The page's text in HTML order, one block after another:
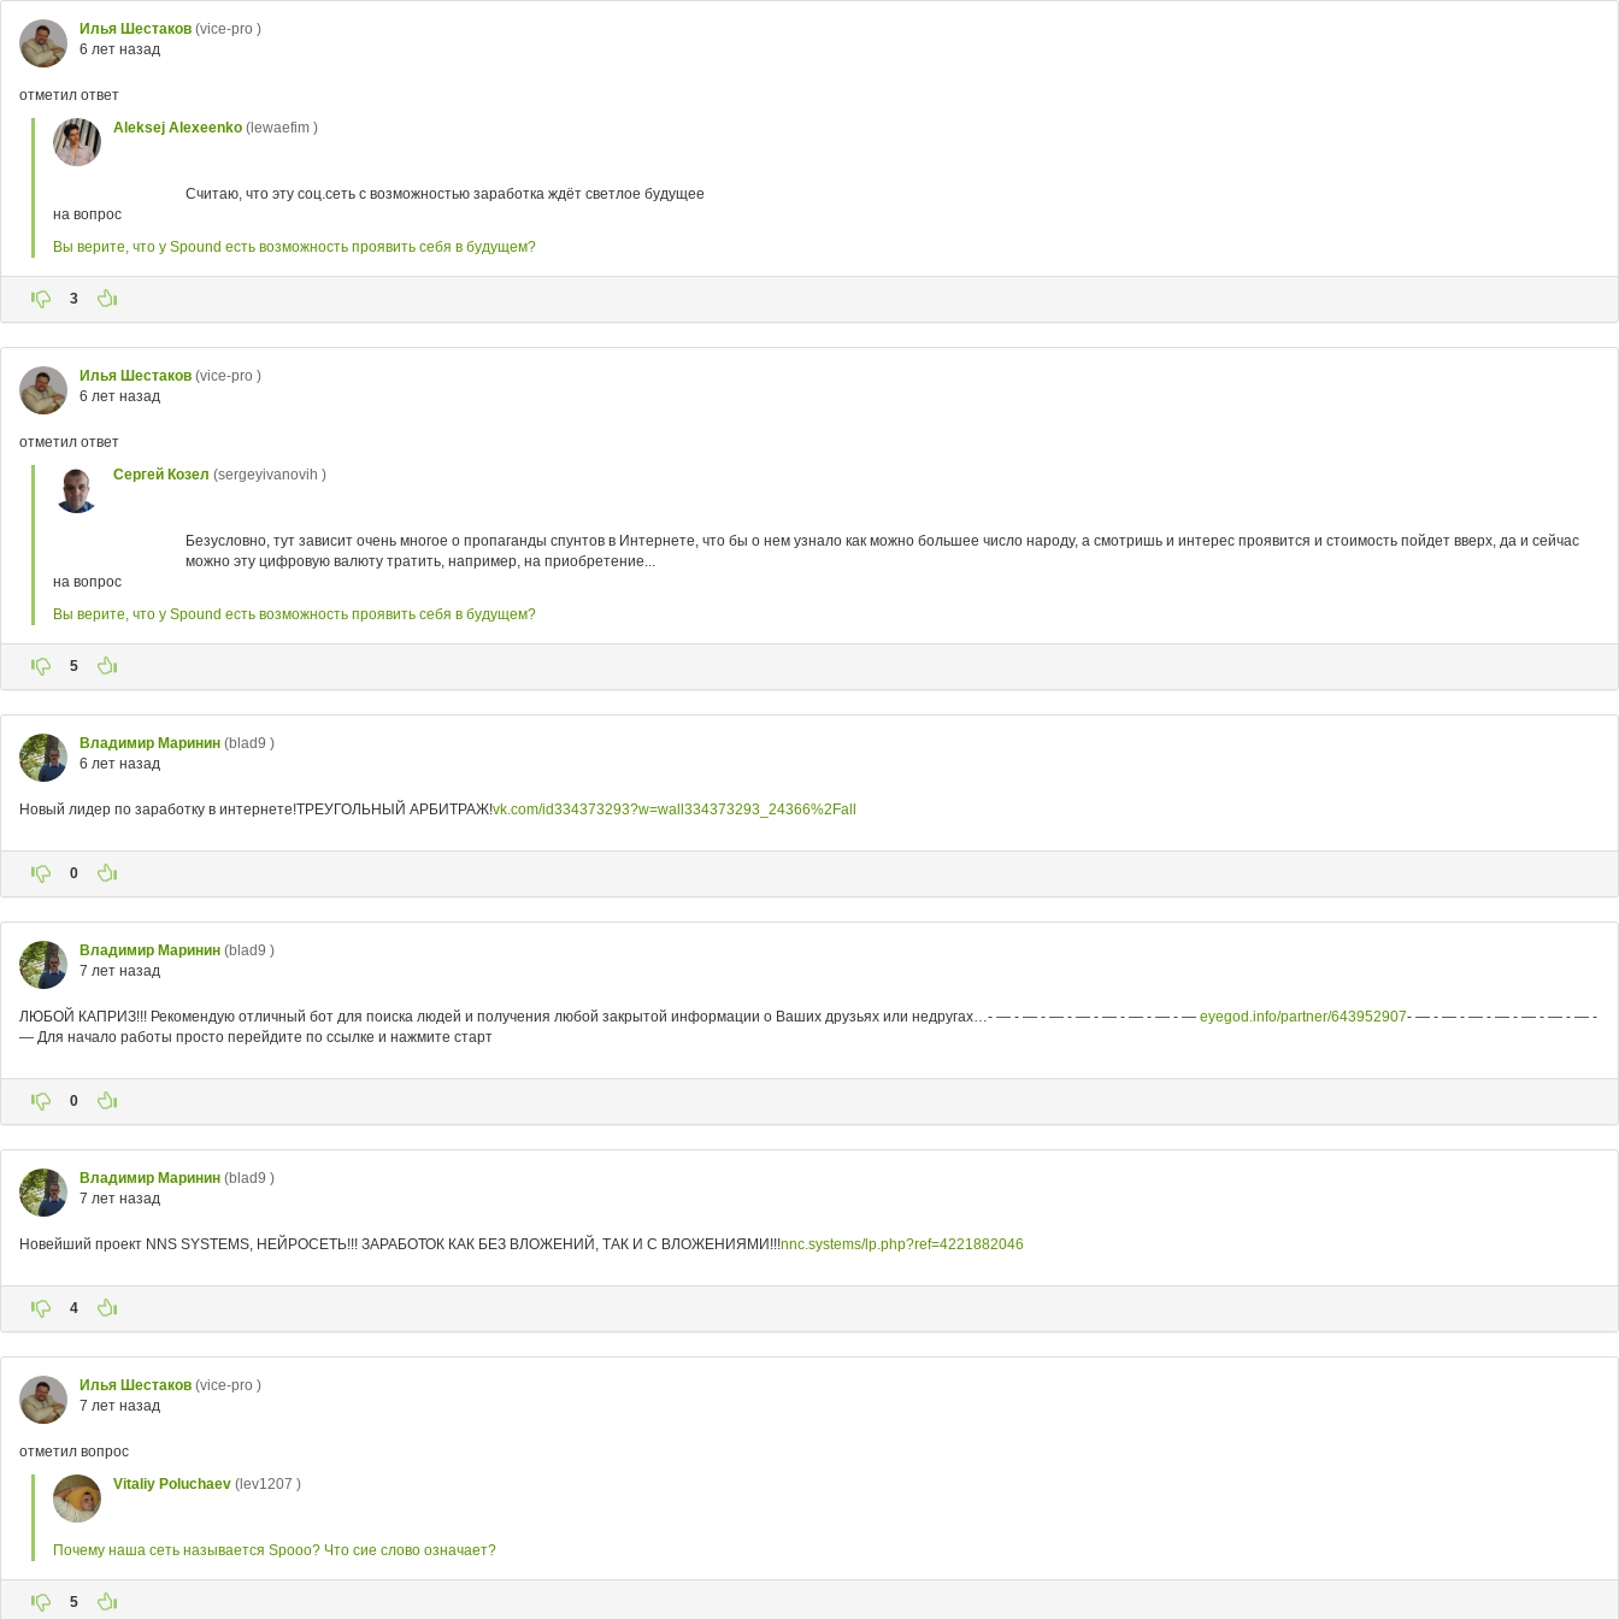
Илья Шестаков (vice-pro )
6 лет назад
отметил ответ
Aleksej Alexeenko (lewaefim )
Считаю, что эту соц.сеть с возможностью заработка ждёт светлое будущее
на вопрос
Вы верите, что у Spound есть возможность проявить себя в будущем?
3
Илья Шестаков (vice-pro )
6 лет назад
отметил ответ
Сергей Козел (sergeyivanovih )
Безусловно, тут зависит очень многое о пропаганды спунтов в Интернете, что бы о нем узнало как можно большее число народу, а смотришь и интерес проявится и стоимость пойдет вверх, да и сейчас
можно эту цифровую валюту тратить, например, на приобретение...
на вопрос
Вы верите, что у Spound есть возможность проявить себя в будущем?
5
Владимир Маринин (blad9 )
6 лет назад
Новый лидер по заработку в интернете!ТРЕУГОЛЬНЫЙ АРБИТРАЖ!vk.com/id334373293?w=wall334373293_24366%2Fall
0
Владимир Маринин (blad9 )
7 лет назад
ЛЮБОЙ КАПРИЗ!!! Рекомендую отличный бот для поиска людей и получения любой закрытой информации о Ваших друзьях или недругах…- — - — - — - — - — - — - — - — eyegod.info/partner/643952907- — - — - — - — - — - — - — -
— Для начало работы просто перейдите по ссылке и нажмите старт
0
Владимир Маринин (blad9 )
7 лет назад
Новейший проект NNS SYSTEMS, НЕЙРОСЕТЬ!!! ЗАРАБОТОК КАК БЕЗ ВЛОЖЕНИЙ, ТАК И С ВЛОЖЕНИЯМИ!!!nnc.systems/lp.php?ref=4221882046
4
Илья Шестаков (vice-pro )
7 лет назад
отметил вопрос
Vitaliy Poluchaev (lev1207 )
Почему наша сеть называется Spooo? Что сие слово означает?
5